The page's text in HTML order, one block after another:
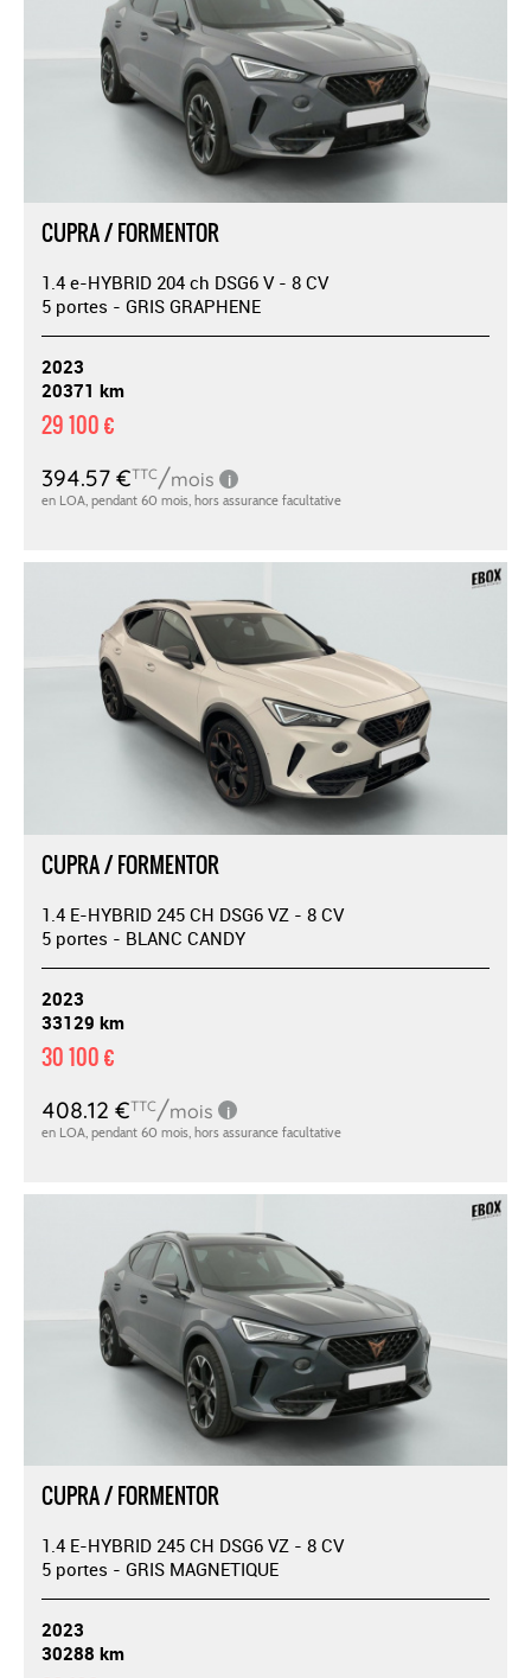
CUPRA / FORMENTOR
1.4 e-HYBRID 204 ch DSG6 V - 8 CV
5 portes - GRIS GRAPHENE
2023
20371 km
29 100 €
CUPRA / FORMENTOR
1.4 E-HYBRID 245 CH DSG6 VZ - 8 CV
5 portes - BLANC CANDY
2023
33129 km
30 100 €
CUPRA / FORMENTOR
1.4 E-HYBRID 245 CH DSG6 VZ - 8 CV
5 portes - GRIS MAGNETIQUE
2023
30288 km